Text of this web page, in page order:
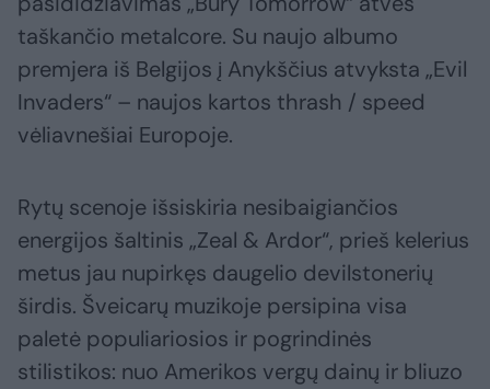
taškančio metalcore. Su naujo albumo
premjera iš Belgijos į Anykščius atvyksta „Evil
Invaders“ – naujos kartos thrash / speed
vėliavnešiai Europoje.
Rytų scenoje išsiskiria nesibaigiančios
energijos šaltinis „Zeal & Ardor“, prieš kelerius
metus jau nupirkęs daugelio devilstonerių
širdis. Šveicarų muzikoje persipina visa
paletė populiariosios ir pogrindinės
stilistikos: nuo Amerikos vergų dainų ir bliuzo